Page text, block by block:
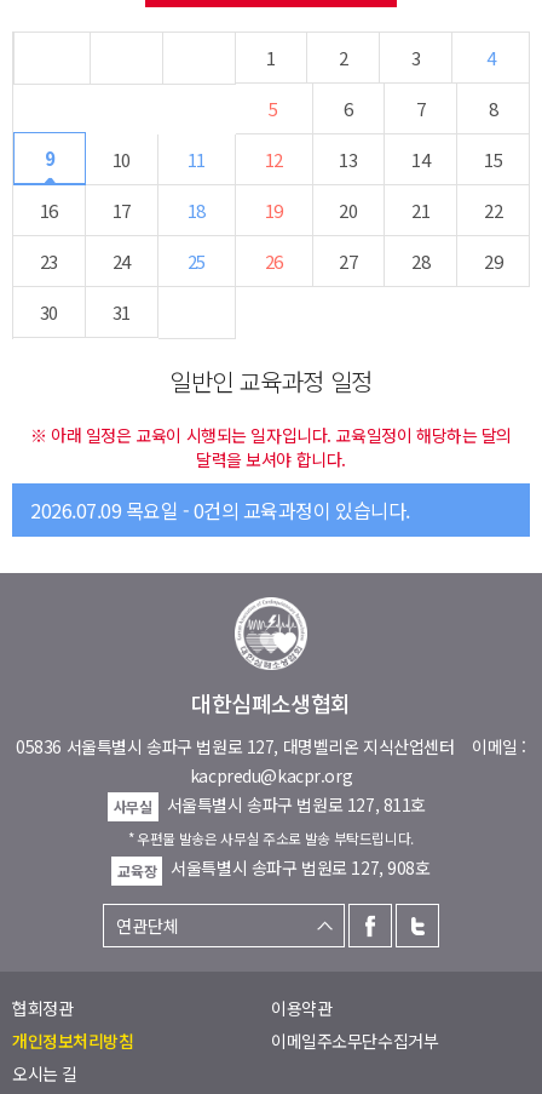
1 2 3
4
5
6 7
8
9
10 11 12 13 14
15
16
17 18 19 20 21
22
23
24 25 26 27 28
29
30
31
일반인 교육과정 일정
※ 아래 일정은 교육이 시행되는 일자입니다. 교육일정이 해당하는 달의
달력을 보셔야 합니다.
2026.07.09 목요일 - 0건의 교육과정이 있습니다.
대한심폐소생협회
05836 서울특별시 송파구 법원로 127, 대명벨리온 지식산업센터 이메일 :
kacpredu@kacpr.org
사무실 서울특별시 송파구 법원로 127, 811호
* 우편물 발송은 사무실 주소로 발송 부탁드립니다.
교육장
서울특별시 송파구 법원로 127, 908호
협회정관
이용약관
개인정보처리방침
이메일주소무단수집거부
오시는 길